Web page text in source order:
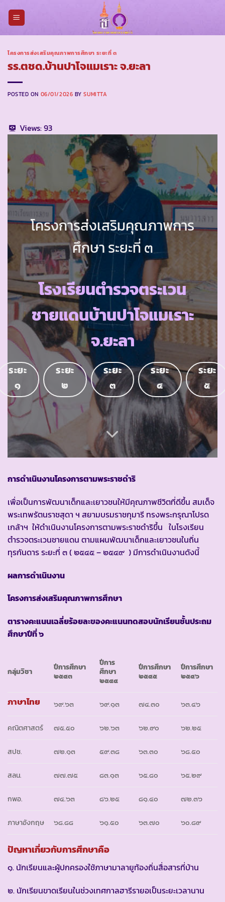
โครงการส่งเสริมคุณภาพการศึกษา ระยะที่ ๓
รร.ตชด.บ้านปาโจแมเราะ จ.ยะลา
POSTED ON 06/01/2026 BYSUMITTA
Views:93
โครงการส่งเสริมคุณภาพการ
ศึกษา ระยะที่ ๓
โรงเรียนตำรวจตระเวน
ชายแดนบ้านปาโจแมเราะ
จ.ยะลา
ระยะ
๑
ระยะ
๒
ระยะ
๓
ระยะ
๔
ระยะ
๕
การดำเนินงานโครงการตามพระราชดำริ
เพื่อเป็นการพัฒนาเด็กและเยาวชนให้มีคุณภาพชีวิตที่ดีขึ้น สมเด็จ
พระเทพรัตนราชสุดา ฯ สยามบรมราชกุมารี ทรงพระกรุณาโปรด
เกล้าฯ ให้ดำเนินงานโครงการตามพระราชดำริขึ้น ในโรงเรียน
ตำรวจตระเวนชายแดน ตามแผนพัฒนาเด็กและเยาวชนในถิ่น
ทุรกันดาร ระยะที่ ๓ ( ๒๕๔๕ – ๒๕๔๙ ) มีการดำเนินงานดังนี้
ผลการดำเนินงาน
โครงการส่งเสริมคุณภาพการศึกษา
ตารางคะแนนเฉลี่ยร้อยละของคะแนนทดสอบนักเรียนชั้นประถม
ศึกษาปีที่ ๖
กลุ่มวิชา
ปีการศึกษา
๒๕๔๓
ปีการ
ศึกษา
๒๕๔๔
ปีการศึกษา
๒๕๔๕
ปีการศึกษา
๒๕๔๖
ภาษาไทย ๖๙.๖๓ ๖๙.๑๓ ๗๔.๓๐ ๖๓.๔๖
คณิตศาสตร์ ๗๕.๕๐ ๖๒.๖๓ ๖๒.๙๐ ๖๒.๒๕
สปช. ๗๒.๑๓ ๕๙.๓๘ ๖๓.๓๐ ๖๘.๕๐
สลน. ๗๗.๗๕ ๘๓.๑๓ ๖๕.๘๐ ๖๕.๒๙
กพอ. ๗๔.๖๓ ๘๖.๒๕ ๘๑.๔๐ ๗๒.๓๖
ภาษาอังกฤษ ๖๘.๘๘ ๖๑.๕๐ ๖๓.๗๐ ๖๐.๘๙
ปัญหาเกี่ยวกับการศึกษาคือ
๑. นักเรียนและผู้ปกครองใช้ภาษามาลายูท้องถิ่นสื่อสารที่บ้าน
๒. นักเรียนขาดเรียนในช่วงเทศกาลฮารีรายอเป็นระยะเวลานาน